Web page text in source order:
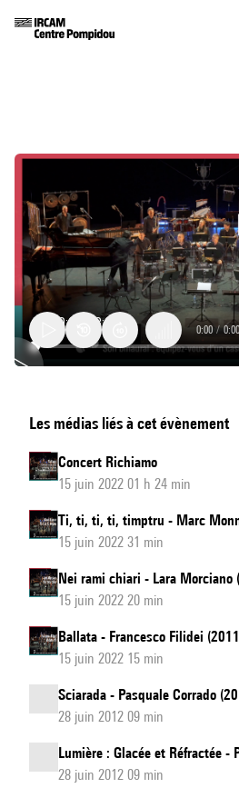
0:00 / 0:00
Les médias liés à cet évènement
Concert Richiamo
15 juin 2022 01 h 24 min
Ti, ti, ti, ti, timptru - Marc
15 juin 2022 31 min
Nei rami chiari - Lara Morciano
15 juin 2022 20 min
Ballata - Francesco Filidei
15 juin 2022 15 min
Sciarada - Pasquale Corrado
28 juin 2012 09 min
Lumière : Glacée et Réfractée -
28 juin 2012 09 min